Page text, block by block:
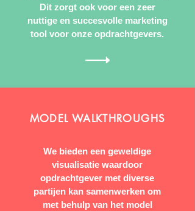
Dit zorgt ook voor een zeer
nuttige en succesvolle marketing
tool voor onze opdrachtgevers.
MODEL WALKTHROUGHS
We bieden een geweldige
visualisatie waardoor
opdrachtgever met diverse
partijen kan samenwerken om
met behulp van het model